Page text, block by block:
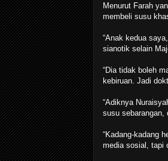
Menurut Farah
membeli susu
“Anak kedua
sianotik selain
“Dia tidak boleh
kebiruan. Jadi
“Adiknya
susu sebarangan,
“Kadang-kadang
media sosial, tapi